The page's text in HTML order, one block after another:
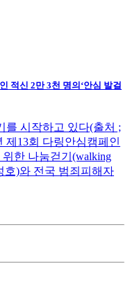
적신 2만 3천 명의‘안심 발걸
를 시작하고 있다(출처 ;
제13회 다링안심캠페인
한 나눔걷기(walking
호)와 전국 범죄피해자